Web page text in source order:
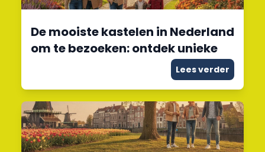
De mooiste kastelen in Nederland
om te bezoeken: ontdek unieke
Lees verder